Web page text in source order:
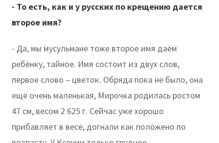
- То есть, как и у русских по крещению дается
второе имя?
- Да, мы мусульмане тоже второе имя даём
ребёнку, тайное. Имя состоит из двух слов,
первое слово – цветок. Обряда пока не было, она
ещё очень маленькая, Мирочка родилась ростом
47 см, весом 2 625 г. Сейчас уже хорошо
прибавляет в весе, догнали как положено по